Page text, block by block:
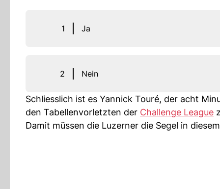
1 Ja
2 Nein
Schliesslich ist es Yannick Touré, der acht
den Tabellenvorletzten der Challenge League
Damit müssen die Luzerner die Segel in